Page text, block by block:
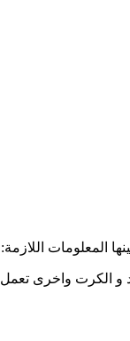
المعلومات اللازمة:
الكرت واخرى تعمل